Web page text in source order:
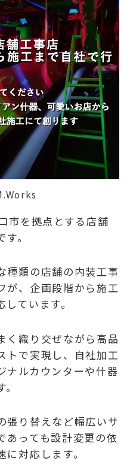
市を拠点とする店舗
。
種類の店舗の内装工事
が、企画段階から施工
ています。
く織り交ぜながら高品
トで実現し、自社加工
ナルカウンターや什器
張り替えなど幅広いサ
あっても設計変更の依
対応します。